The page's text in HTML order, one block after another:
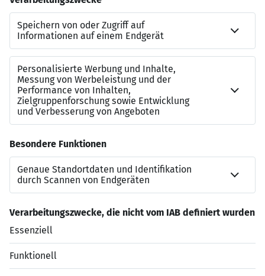
Einenachhaltige Mobilitätfördern wir mit Jobrad-
Leasing, ÖPNV-Zuschuss oder Firmenwagen
Zusätzlicheattraktive Angebote
Corporate-Benefits-Portal. Mitarbeitenden
Empfehlungsprogramm mit attraktiver
Prämienregelung
Vereinbarkeit von Beruf und Familie
offerieren wir Zusatzleistungen für besondere
private Ereignisse